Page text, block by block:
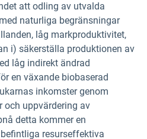
att odling av utvalda
naturliga begränsningar
låg markproduktivitet,
i) säkerställa produktionen av
låg indirekt ändrad
en växande biobaserad
inkomster genom
och uppvärdering av
detta kommer en
resurseffektiva